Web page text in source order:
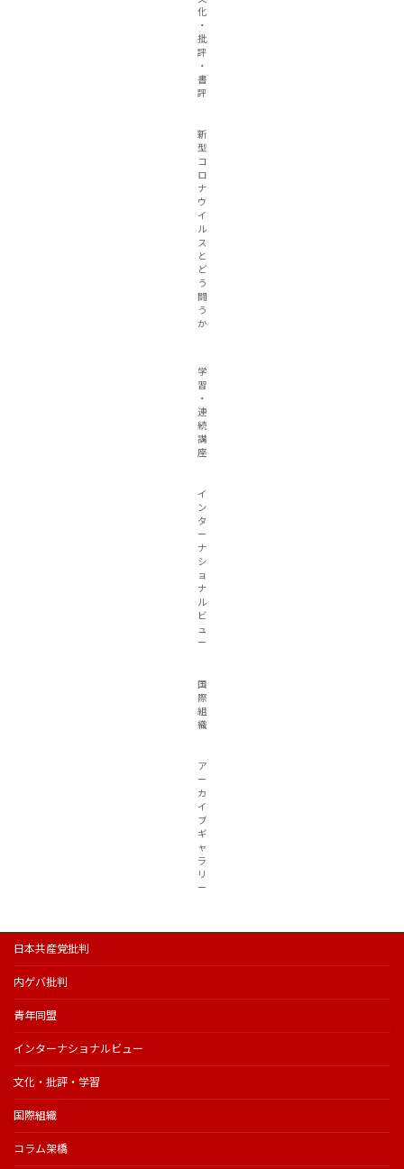
化
・
批
評
・
書
評
新
型
コ
ロ
ナ
ウ
イ
ル
ス
と
ど
う
闘
う
か
学
習
・
連
続
講
座
イ
ン
タ
ー
ナ
シ
ョ
ナ
ル
ビ
ュ
ー
国
際
組
織
ア
ー
カ
イ
ブ
ギ
ャ
ラ
リ
ー
日本共産党批判
内ゲバ批判
青年同盟
インターナショナルビュー
文化・批評・学習
国際組織
コラム架橋